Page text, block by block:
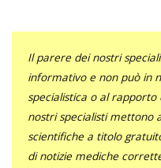
Il parere dei nostri
informativo e non può in
specialistica o al
nostri specialisti mettono
scientifiche a titolo
di notizie mediche